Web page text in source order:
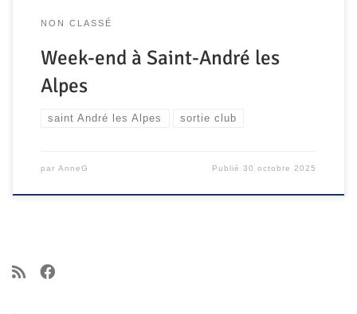
NON CLASSÉ
Week-end à Saint-André les
Alpes
saint André les Alpes sortie club
par AnneG Publié30 octobre 2025